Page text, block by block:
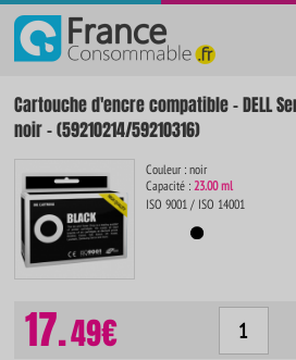
}
Cartouche d'encre compatible - DELL
noir - (59210214/59210316)
Couleur : noir
Capacité :23.00 ml
ISO 9001 / ISO 14001
17.49€